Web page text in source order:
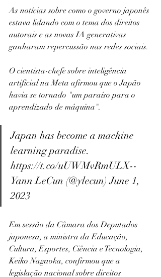
As notícias sobre como o governo japonês
estava lidando com o tema dos direitos
autorais e as novas IA generativas
ganharam repercussão nas redes sociais.
O cientista-chefe sobre inteligência
artificial na Meta afirmou que o Japão
havia se tornado "um paraíso para o
aprendizado de máquina".
Japan has become a machine
learning paradise.
https://t.co/uUWMvRmULX--
Yann LeCun (@ylecun) June 1,
2023
Em sessão da Câmara dos Deputados
japonesa, a ministra da Educação,
Cultura, Esportes, Ciência e Tecnologia,
Keiko Nagaoka, confirmou que a
legislação nacional sobre direitos